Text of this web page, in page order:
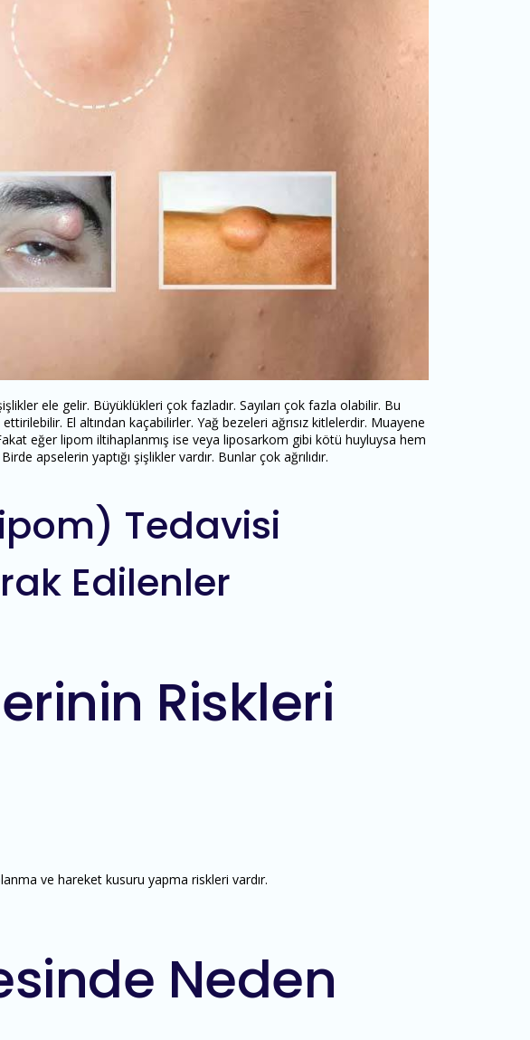
ele gelir. Büyüklükleri çok fazladır. Sayıları çok fazla olabilir. Bu
El altından kaçabilirler. Yağ bezeleri ağrısız kitlelerdir. Muayene
eğer lipom iltihaplanmış ise veya liposarkom gibi kötü huyluysa hem
apselerin yaptığı şişlikler vardır. Bunlar çok ağrılıdır.
Tedavisi
Edilenler
Riskleri
ve hareket kusuru yapma riskleri vardır.
Neden